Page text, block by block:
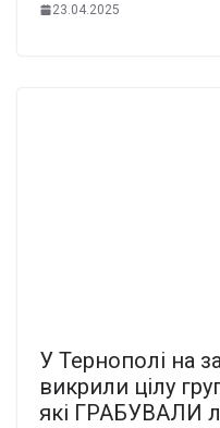
23.04.2025
У Тернополі на
викрили цілу
які ГРАБУВАЛИ